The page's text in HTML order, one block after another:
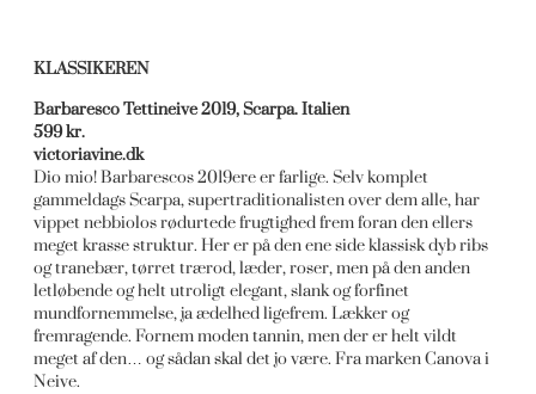
KLASSIKEREN
Barbaresco Tettineive 2019, Scarpa. Italien
599 kr.
victoriavine.dk
Dio mio! Barbarescos 2019ere er farlige. Selv komplet
gammeldags Scarpa, supertraditionalisten over dem alle, har
vippet nebbiolos rødurtede frugtighed frem foran den ellers
meget krasse struktur. Her er på den ene side klassisk dyb ribs
og tranebær, tørret trærod, læder, roser, men på den anden
letløbende og helt utroligt elegant, slank og forfinet
mundfornemmelse, ja ædelhed ligefrem. Lækker og
fremragende. Fornem moden tannin, men der er helt vildt
meget af den… og sådan skal det jo være. Fra marken Canova i
Neive.